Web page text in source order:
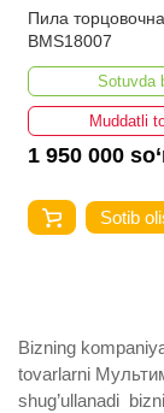
Пила
BMS18007
Sotuvda
Muddatli
1 950 000
Sotib
Bizning
tovarlarni
shug’ullanadi